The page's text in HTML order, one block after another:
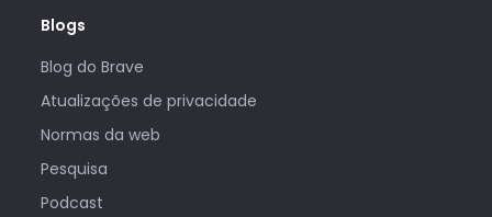
Blogs
Blog do Brave
Atualizações de privacidade
Normas da web
Pesquisa
Podcast